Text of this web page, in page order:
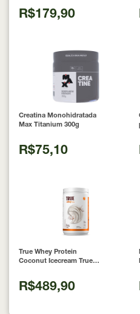
R$179,90
Creatina Monohidratada
Max Titanium 300g
R$75,10
True Whey Protein
Coconut Icecream True
R$489,90